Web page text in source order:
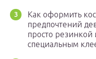
Как оформить
предпочтений
просто резинкой
специальным